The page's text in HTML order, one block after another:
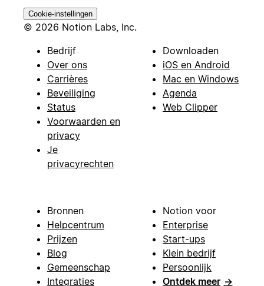
Cookie-instellingen
© 2026 Notion Labs, Inc.
Bedrijf
Over ons
Carrières
Beveiliging
Status
Voorwaarden en
privacy
Je
privacyrechten
Downloaden
iOS en Android
Mac en Windows
Agenda
Web Clipper
Bronnen
Helpcentrum
Prijzen
Blog
Gemeenschap
Integraties
Notion voor
Enterprise
Start-ups
Klein bedrijf
Persoonlijk
Ontdek meer →